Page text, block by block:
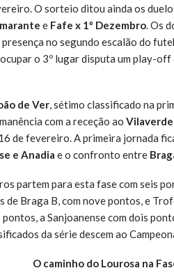
O sorteio ditou ainda os
e Fafe x 1º Dezembro. Os
presença no segundo escalão do
o 3º lugar disputa um play-
de Ver, sétimo classificado na
com a receção ao
de fevereiro. A primeira jornada
e Anadia e o confronto entre
partem para esta fase com seis
de Braga B, com nove pontos, e
a Sanjoanense com dois
da série descem ao
O caminho do Lourosa na